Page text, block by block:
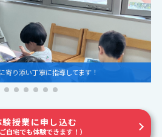
寄り添い丁寧に指導してます！
授業に申し込む
自宅でも体験できます！）